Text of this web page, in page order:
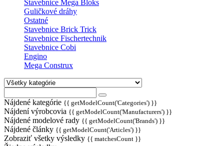
Stavebnice Mega Bloks
Guličkové dráhy
Ostatné
Stavebnice Brick Trick
Stavebnice Fischertechnik
Stavebnice Cobi
Engino
Mega Construx
Nájdené kategórie {{ getModelCount('Categories') }}
Nájdení výrobcovia {{ getModelCount('Manufacturers') }}
Nájdené modelové rady {{ getModelCount('Brands') }}
Nájdené články {{ getModelCount('Articles') }}
Zobraziť všetky výsledky {{ matchesCount }}